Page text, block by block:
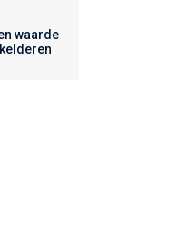
waarde